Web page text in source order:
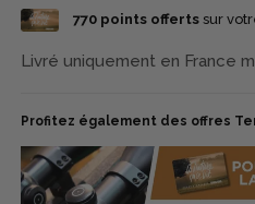
Springfield, la Carabine
choisir la configuration adaptée à
base Picatinny installée d’origine
protège-filet, elle est prête à
770points offertssur
Livré uniquement en France
Profitez également des offres